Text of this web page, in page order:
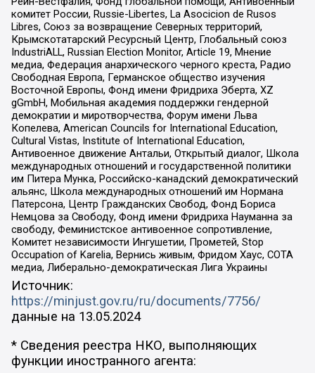
комитет России, Russie-Libertes, La Asocicion de Rusos
Libres, Союз за возвращение Северных территорий,
Крымскотатарский Ресурсный Центр, Глобальный союз
IndustriALL, Russian Election Monitor, Article 19, Мнение
медиа, Федерация анархического черного креста, Радио
Свободная Европа, Германское общество изучения
Восточной Европы, Фонд имени Фридриха Эберта, XZ
gGmbH, Мобильная академия поддержки гендерной
демократии и миротворчества, Форум имени Льва
Копелева, American Councils for International Education,
Cultural Vistas, Institute of International Education,
Антивоенное движение Антальи, Открытый диалог, Школа
международных отношений и государственной политики
им Питера Мунка, Российско-канадский демократический
альянс, Школа международных отношений им Нормана
Патерсона, Центр Гражданских Свобод, Фонд Бориса
Немцова за Свободу, Фонд имени Фридриха Науманна за
свободу, Феминистское антивоенное сопротивление,
Комитет независимости Ингушетии, Прометей, Stop
Occupation of Karelia, Вернись живым, Фридом Хаус, СОТА
медиа, Либерально-демократическая Лига Украины
Источник:
https://minjust.gov.ru/ru/documents/7756/
данные на 13.05.2024
* Сведения реестра НКО, выполняющих
функции иностранного агента: